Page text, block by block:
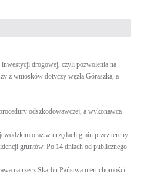
drogowej, czyli pozwolenia na
z wniosków dotyczy węzła Góraszka, a
odszkodowawczej, a wykonawca
oraz w urzędach gmin przez tereny
gruntów. Po 14 dniach od publicznego
na rzecz Skarbu Państwa nieruchomości